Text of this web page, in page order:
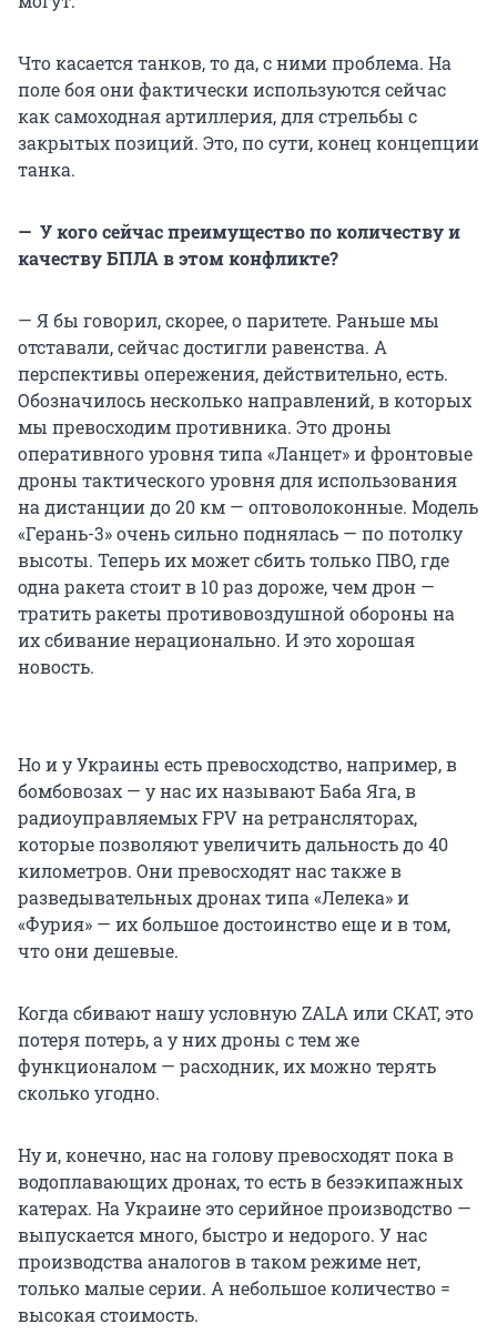
Что касается танков, то да, с ними проблема. На
поле боя они фактически используются сейчас
как самоходная артиллерия, для стрельбы с
закрытых позиций. Это, по сути, конец концепции
танка.
— У кого сейчас преимущество по количеству и
качеству БПЛА в этом конфликте?
— Я бы говорил, скорее, о паритете. Раньше мы
отставали, сейчас достигли равенства. А
перспективы опережения, действительно, есть.
Обозначилось несколько направлений, в которых
мы превосходим противника. Это дроны
оперативного уровня типа «Ланцет» и фронтовые
дроны тактического уровня для использования
на дистанции до 20 км — оптоволоконные. Модель
«Герань-3» очень сильно поднялась — по потолку
высоты. Теперь их может сбить только ПВО, где
одна ракета стоит в 10 раз дороже, чем дрон —
тратить ракеты противовоздушной обороны на
их сбивание нерационально. И это хорошая
новость.
Но и у Украины есть превосходство, например, в
бомбовозах — у нас их называют Баба Яга, в
радиоуправляемых FPV на ретрансляторах,
которые позволяют увеличить дальность до 40
километров. Они превосходят нас также в
разведывательных дронах типа «Лелека» и
«Фурия» — их большое достоинство еще и в том,
что они дешевые.
Когда сбивают нашу условную ZALA или СКАТ, это
потеря потерь, а у них дроны с тем же
функционалом — расходник, их можно терять
сколько угодно.
Ну и, конечно, нас на голову превосходят пока в
водоплавающих дронах, то есть в безэкипажных
катерах. На Украине это серийное производство —
выпускается много, быстро и недорого. У нас
производства аналогов в таком режиме нет,
только малые серии. А небольшое количество =
высокая стоимость.